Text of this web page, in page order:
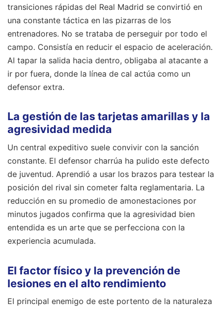
transiciones rápidas del Real Madrid se convirtió en
una constante táctica en las pizarras de los
entrenadores. No se trataba de perseguir por todo el
campo. Consistía en reducir el espacio de aceleración.
Al tapar la salida hacia dentro, obligaba al atacante a
ir por fuera, donde la línea de cal actúa como un
defensor extra.
La gestión de las tarjetas amarillas y la
agresividad medida
Un central expeditivo suele convivir con la sanción
constante. El defensor charrúa ha pulido este defecto
de juventud. Aprendió a usar los brazos para testear la
posición del rival sin cometer falta reglamentaria. La
reducción en su promedio de amonestaciones por
minutos jugados confirma que la agresividad bien
entendida es un arte que se perfecciona con la
experiencia acumulada.
El factor físico y la prevención de
lesiones en el alto rendimiento
El principal enemigo de este portento de la naturaleza